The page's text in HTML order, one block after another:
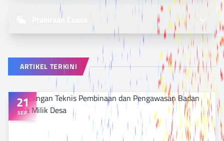
Prakiraan Cuaca
ARTIKEL TERKINI
21
SEP